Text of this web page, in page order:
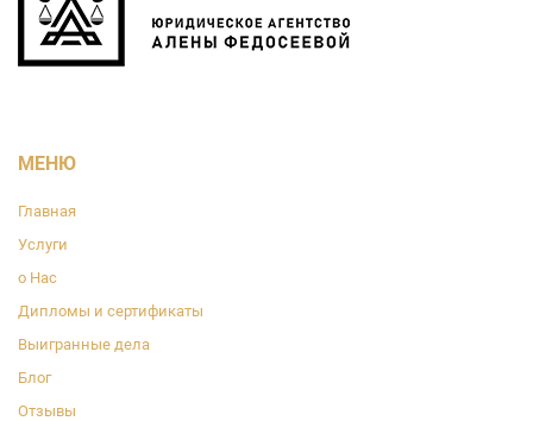
МЕНЮ
Главная
Услуги
о Нас
Дипломы и сертификаты
Выигранные дела
Блог
Отзывы